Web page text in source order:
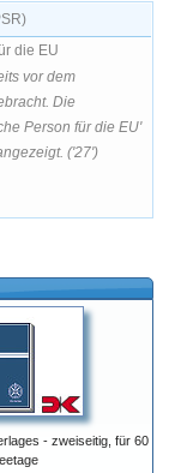
die EU
vor dem
Die
Person für die EU'
('27')
- zweiseitig, für 60